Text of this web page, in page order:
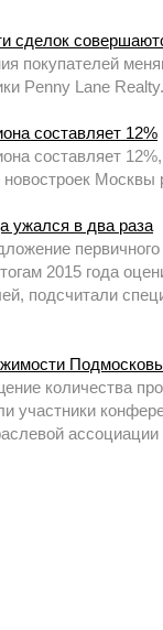
сделок
покупателей
Penny Lane Realty.
составляет 12%
составляет
Москвы
ужался в два раза
2015 года
подсчитали
количества
участники
ассоциации